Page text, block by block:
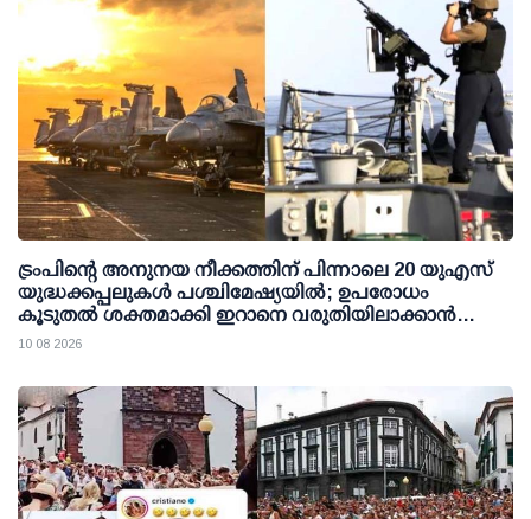
ട്രംപിന്റെ അനുനയ നീക്കത്തിന് പിന്നാലെ 20 യുഎസ്
യുദ്ധക്കപ്പലുകള്‍ പശ്ചിമേഷ്യയില്‍; ഉപരോധം
കൂടുതല്‍ ശക്തമാക്കി ഇറാനെ വരുതിയിലാക്കാന്‍
നീക്കം
10 08 2026